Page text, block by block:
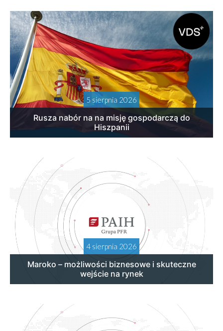
5 sierpnia 2026
Rusza nabór na na misję gospodarczą do
Hiszpanii
4 sierpnia 2026
Maroko – możliwości biznesowe i skuteczne
wejście na rynek